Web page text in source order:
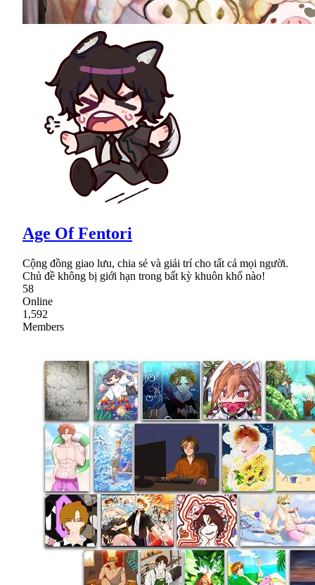
Age Of Fentori
Cộng đồng giao lưu, chia sẻ và giải trí cho tất cả mọi người.
Chủ đề không bị giới hạn trong bất kỳ khuôn khổ nào!
58
Online
1,592
Members